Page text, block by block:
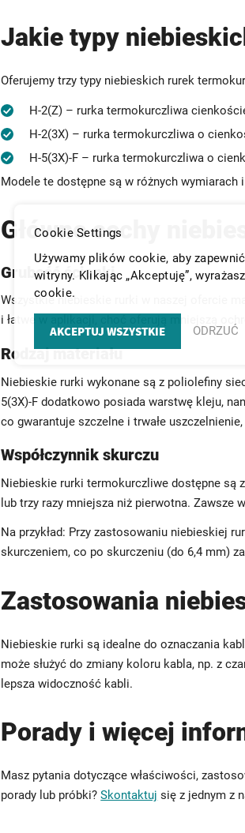
Jakie typy
Oferujemy trzy typy niebieskich rurek
H-2(Z) – rurka termokurczliwa
H-2(3X) – rurka termokurczliwa o
H-5(3X)-F – rurka termokurczliwa o
Modele te dostępne są w różnych
Główne cechy
Grubość ścianki
Wszystkie niebieskie rurki w naszej ofercie
i łatwe w aplikacji, choć oferują mniejszą
Rodzaj materiału
Niebieskie rurki wykonane są z poliolefiny
5(3X)-F dodatkowo posiada warstwę kleju,
co gwarantuje szczelne i trwałe
Współczynnik skurczu
Niebieskie rurki termokurczliwe dostępne są
lub trzy razy mniejsza niż pierwotna.
Na przykład: Przy zastosowaniu niebieskiej
skurczeniem, co po skurczeniu (do 6,4 mm)
Zastosowania
Niebieskie rurki są idealne do oznaczania
może służyć do zmiany koloru kabla, np. z
lepsza widoczność kabli.
Porady i więcej
Masz pytania dotyczące właściwości,
porady lub próbki?Skontaktuj się z jednym z
Cookie Settings
Używamy plików cookie, aby
witryny. Klikając „Akceptuję”,
cookie.
AKCEPTUJ WSZYSTKIE ODRZUĆ